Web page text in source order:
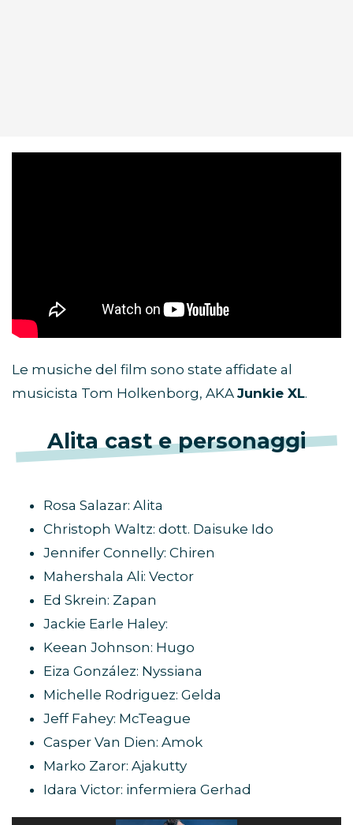
Le musiche del film sono state affidate al
musicista Tom Holkenborg, AKA Junkie XL.
Alita cast e personaggi
Rosa Salazar: Alita
Christoph Waltz: dott. Daisuke Ido
Jennifer Connelly: Chiren
Mahershala Ali: Vector
Ed Skrein: Zapan
Jackie Earle Haley:
Keean Johnson: Hugo
Eiza González: Nyssiana
Michelle Rodriguez: Gelda
Jeff Fahey: McTeague
Casper Van Dien: Amok
Marko Zaror: Ajakutty
Idara Victor: infermiera Gerhad